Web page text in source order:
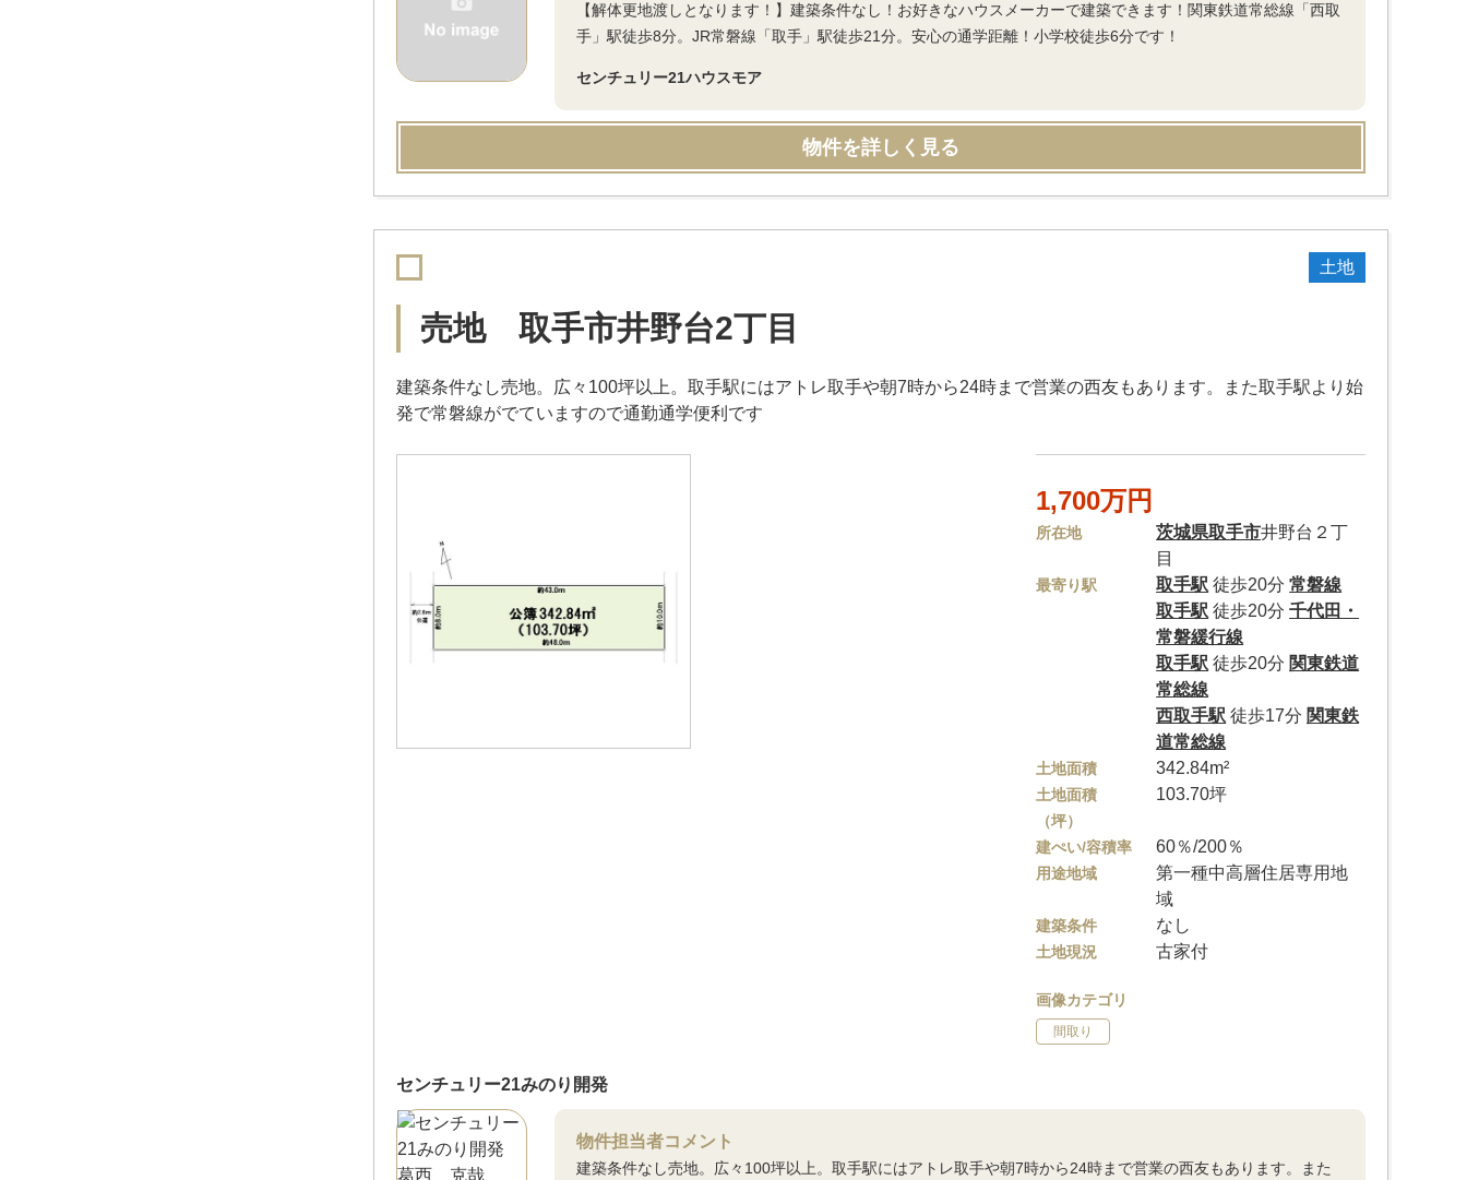
【解体更地渡しとなります！】建築条件なし！お好きなハウスメーカーで建築できます！関東鉄道常総線「西取
手」駅徒歩8分。JR常磐線「取手」駅徒歩21分。安心の通学距離！小学校徒歩6分です！
センチュリー21ハウスモア
物件を詳しく見る
土地
売地 取手市井野台2丁目
建築条件なし売地。広々100坪以上。取手駅にはアトレ取手や朝7時から24時まで営業の西友もあります。また取手駅より始
発で常磐線がでていますので通勤通学便利です
1,700万円
所在地 茨城県取手市井野台２丁
目
最寄り駅 取手駅 徒歩20分常磐線
取手駅 徒歩20分千代田・
常磐緩行線
取手駅 徒歩20分 関東鉄道
常総線
西取手駅 徒歩17分 関東鉄
道常総線
土地面積 342.84m²
土地面積
（坪）
103.70坪
建ぺい/容積率 60％/200％
用途地域
第一種中高層住居専用地
域
建築条件 なし
土地現況 古家付
画像カテゴリ
間取り
センチュリー21みのり開発
物件担当者コメント
建築条件なし売地。広々100坪以上。取手駅にはアトレ取手や朝7時から24時まで営業の西友もあります。また